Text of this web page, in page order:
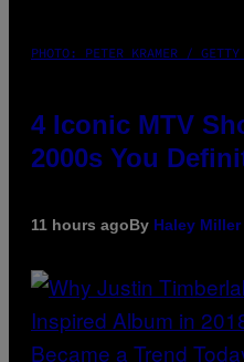
PHOTO: PETER KRAMER / GETTY
4 Iconic MTV
2000s You
11 hours agoBy Haley Miller